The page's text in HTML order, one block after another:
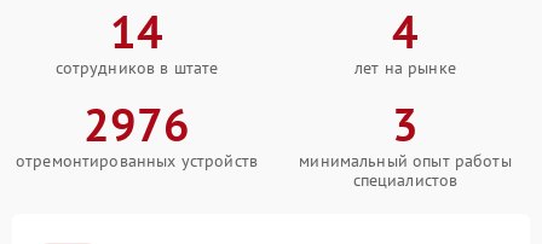
14
сотрудников в штате
4
лет на рынке
2976
отремонтированных устройств
3
минимальный опыт работы
специалистов